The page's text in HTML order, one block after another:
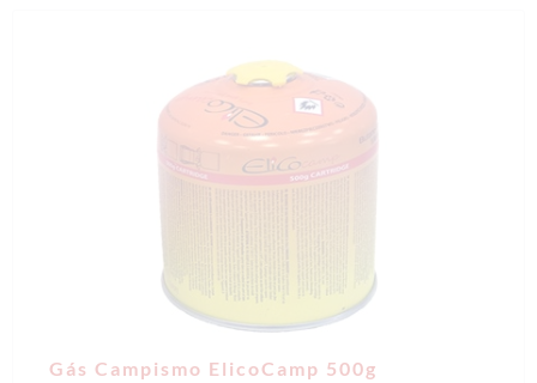
Gás Campismo ElicoCamp 500g